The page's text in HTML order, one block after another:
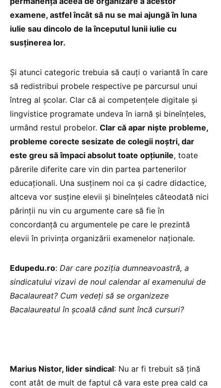
examene, astfel încât să nu se mai ajungă în luna
iulie sau dincolo de la începutul lunii iulie cu
susținerea lor.
Și atunci categoric trebuia să cauți o variantă în care
să redistribui probele respective pe parcursul unui
întreg al școlar. Clar că ai competențele digitale și
lingvistice programate undeva în iarnă și bineînțeles,
urmând restul probelor. Clar că apar niște probleme,
probleme corecte sesizate de colegii noștri, dar
este greu să împaci absolut toate opțiunile, toate
părerile diferite care vin din partea partenerilor
educaționali. Una susținem noi ca și cadre didactice,
altceva vor susține elevii și bineînțeles câteodată nici
părinții nu vin cu argumente care să fie în
concordanță cu argumentele pe care le prezintă
elevii în privința organizării examenelor naționale.
Edupedu.ro: Dar care poziția dumneavoastră, a
sindicatului vizavi de noul calendar al examenului de
Bacalaureat? Cum vedeți să se organizeze
Bacalaureatul în școală când sunt încă cursuri?
Marius Nistor, lider sindical: Nu ar fi trebuit să țină
cont atât de mult de faptul că vara este prea cald ca